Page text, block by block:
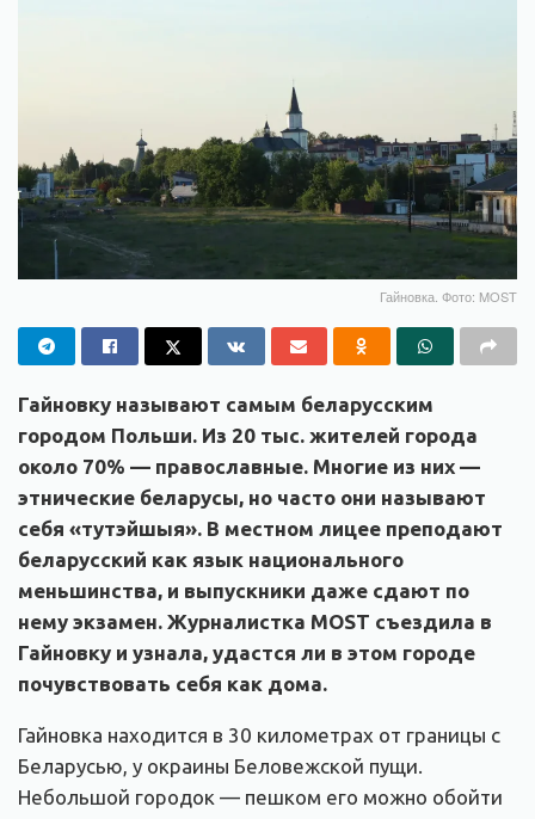
Гайновка. Фото: MOST
Гайновку называют самым беларусским
городом Польши. Из 20 тыс. жителей города
около 70% — православные. Многие из них —
этнические беларусы, но часто они называют
себя «тутэйшыя». В местном лицее преподают
беларусский как язык национального
меньшинства, и выпускники даже сдают по
нему экзамен. Журналистка MOST съездила в
Гайновку и узнала, удастся ли в этом городе
почувствовать себя как дома.
Гайновка находится в 30 километрах от границы с
Беларусью, у окраины Беловежской пущи.
Небольшой городок — пешком его можно обойти